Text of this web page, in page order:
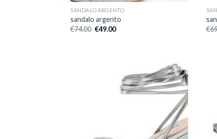
SANDALO ARGENTO
sandalo argento
€74.00 €49.00
€